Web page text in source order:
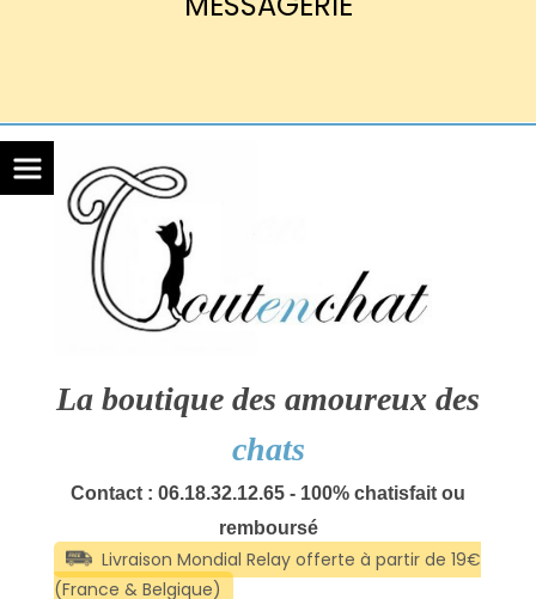
La boutique des amoureux des
chats
Contact : 06.18.32.12.65 - 100% chatisfait ou
remboursé